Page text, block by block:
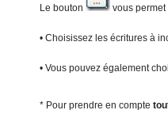
Le bouton vous
• Choisissez les écritures à
• Vous pouvez également
* Pour prendre en compte